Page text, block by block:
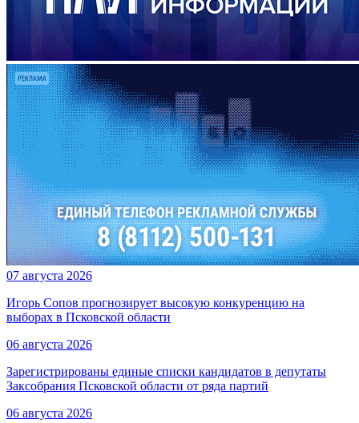
07 августа 2026
Игорь Сопов прогнозирует высокую конкуренцию на
выборах в Псковской области
06 августа 2026
Зарегистрированы единые списки кандидатов в депутаты
Заксобрания Псковской области от ряда партий
06 августа 2026